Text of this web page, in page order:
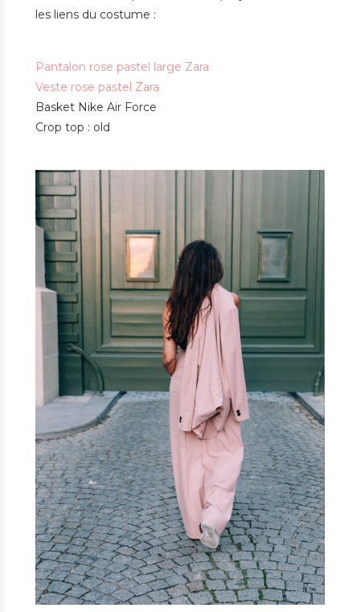
les liens du costume :
Pantalon rose pastel large Zara
Veste rose pastel Zara
Basket Nike Air Force
Crop top : old